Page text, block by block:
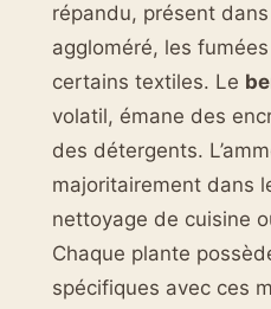
répandu, présent
aggloméré, les
certains textiles. Le
volatil, émane des
des détergents.
majoritairement dans
nettoyage de cuisine
Chaque plante
spécifiques avec ces